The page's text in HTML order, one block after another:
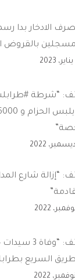
الادخار بدا
بالقروض
“إزالة شارع
زائف:
السريع